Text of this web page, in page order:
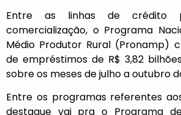
Entre as linhas de crédito
comercialização, o Programa
Médio Produtor Rural (Pronamp)
de empréstimos de R$ 3,82
sobre os meses de julho a outubro
Entre os programas referentes
destaque vai pra o Programa